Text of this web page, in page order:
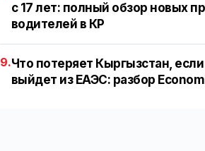
с 17 лет: полный обзор новых
водителей в КР
9.Что потеряет Кыргызстан,
выйдет из ЕАЭС: разбор